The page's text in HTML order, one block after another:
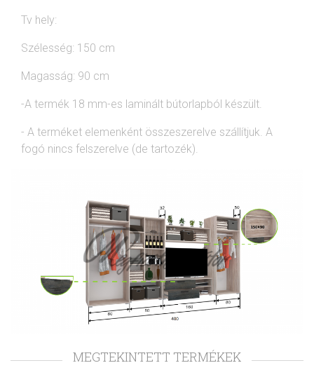
Tv hely:
Szélesség: 150 cm
Magasság: 90 cm
-A termék 18 mm-es laminált bútorlapból készült.
- A terméket elemenként összeszerelve szállítjuk. A
fogó nincs felszerelve (de tartozék).
MEGTEKINTETT TERMÉKEK